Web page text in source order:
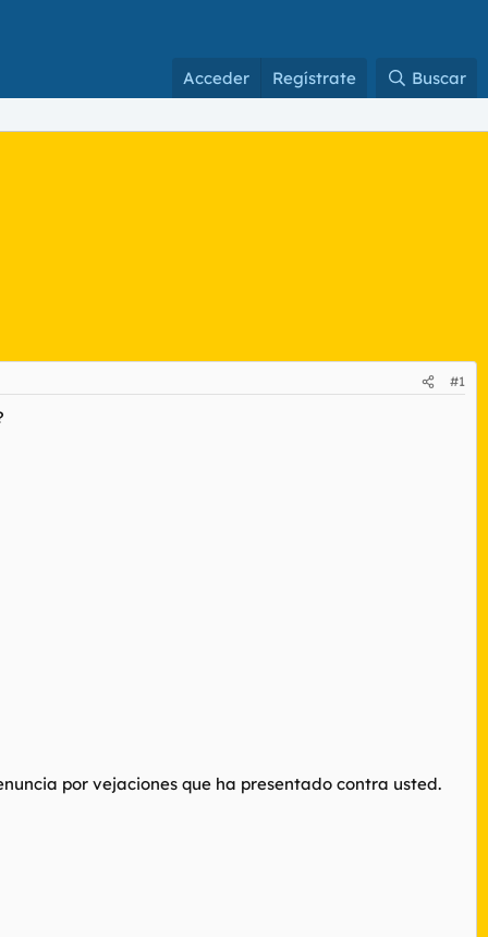
Acceder Regístrate Buscar
#1
por vejaciones que ha presentado contra usted.